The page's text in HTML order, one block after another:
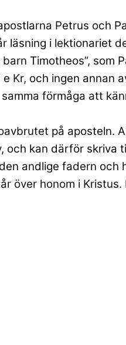
Petrus och
läsning i lektionariet
Timotheos”, som
och ingen annan
förmåga att
på
kan därför skriva
andlige fadern
över honom i